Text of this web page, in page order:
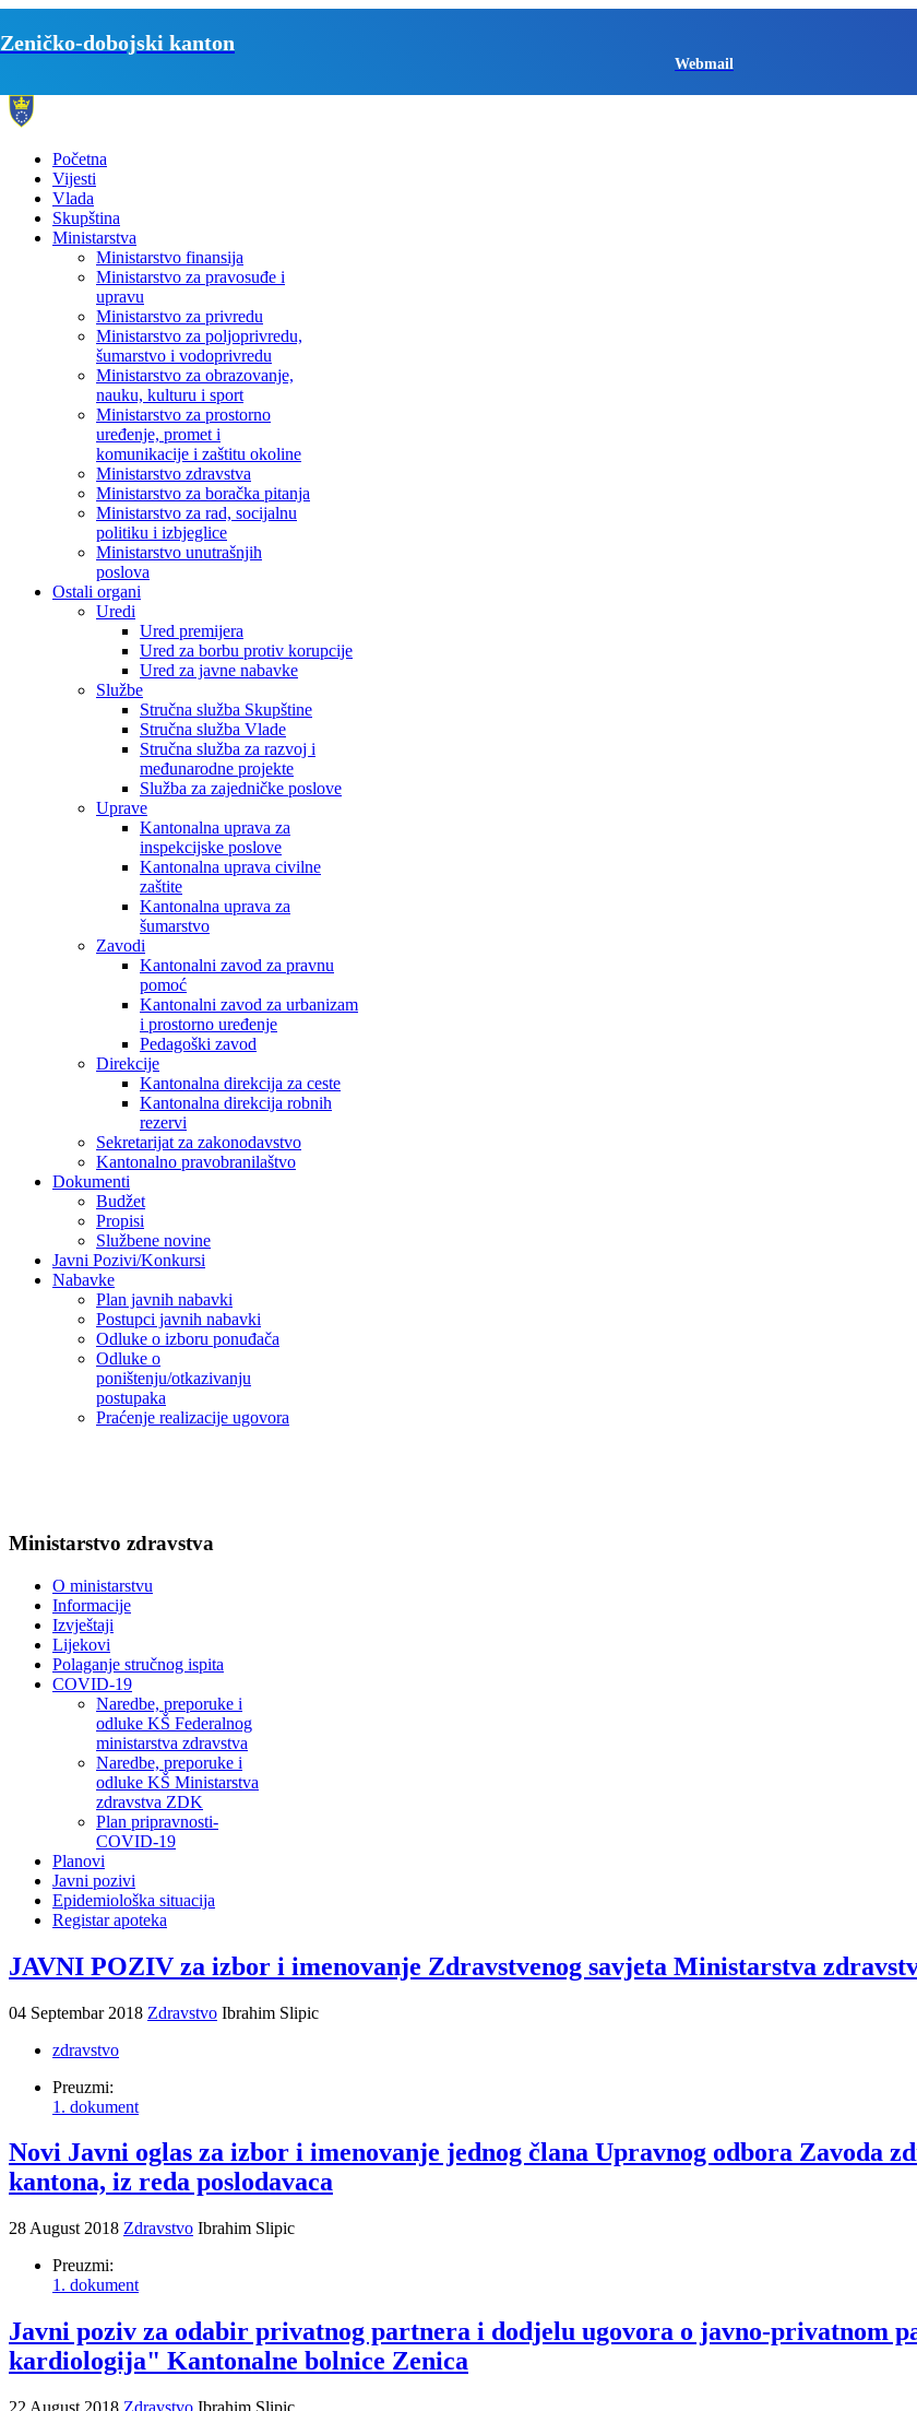
Zeničko-dobojski kanton
Webmail
Početna
Vijesti
Vlada
Skupština
Ministarstva
Ministarstvo finansija
Ministarstvo za pravosuđe i
upravu
Ministarstvo za privredu
Ministarstvo za poljoprivredu,
šumarstvo i vodoprivredu
Ministarstvo za obrazovanje,
nauku, kulturu i sport
Ministarstvo za prostorno
uređenje, promet i
komunikacije i zaštitu okoline
Ministarstvo zdravstva
Ministarstvo za boračka pitanja
Ministarstvo za rad, socijalnu
politiku i izbjeglice
Ministarstvo unutrašnjih
poslova
Ostali organi
Uredi
Ured premijera
Ured za borbu protiv korupcije
Ured za javne nabavke
Službe
Stručna služba Skupštine
Stručna služba Vlade
Stručna služba za razvoj i
međunarodne projekte
Služba za zajedničke poslove
Uprave
Kantonalna uprava za
inspekcijske poslove
Kantonalna uprava civilne
zaštite
Kantonalna uprava za
šumarstvo
Zavodi
Kantonalni zavod za pravnu
pomoć
Kantonalni zavod za urbanizam
i prostorno uređenje
Pedagoški zavod
Direkcije
Kantonalna direkcija za ceste
Kantonalna direkcija robnih
rezervi
Sekretarijat za zakonodavstvo
Kantonalno pravobranilaštvo
Dokumenti
Budžet
Propisi
Službene novine
Javni Pozivi/Konkursi
Nabavke
Plan javnih nabavki
Postupci javnih nabavki
Odluke o izboru ponuđača
Odluke o
poništenju/otkazivanju
postupaka
Praćenje realizacije ugovora
Ministarstvo zdravstva
O ministarstvu
Informacije
Izvještaji
Lijekovi
Polaganje stručnog ispita
COVID-19
Naredbe, preporuke i
odluke KŠ Federalnog
ministarstva zdravstva
Naredbe, preporuke i
odluke KŠ Ministarstva
zdravstva ZDK
Plan pripravnosti-
COVID-19
Planovi
Javni pozivi
Epidemiološka situacija
Registar apoteka
JAVNI POZIV za izbor i imenovanje Zdravstvenog savjeta Ministarstva
04 Septembar 2018 Zdravstvo Ibrahim Slipic
zdravstvo
Preuzmi:
1. dokument
Novi Javni oglas za izbor i imenovanje jednog člana Upravnog odbora Zavoda
kantona, iz reda poslodavaca
28 August 2018 Zdravstvo Ibrahim Slipic
Preuzmi:
1. dokument
Javni poziv za odabir privatnog partnera i dodjelu ugovora o javno-privatnom
kardiologija" Kantonalne bolnice Zenica